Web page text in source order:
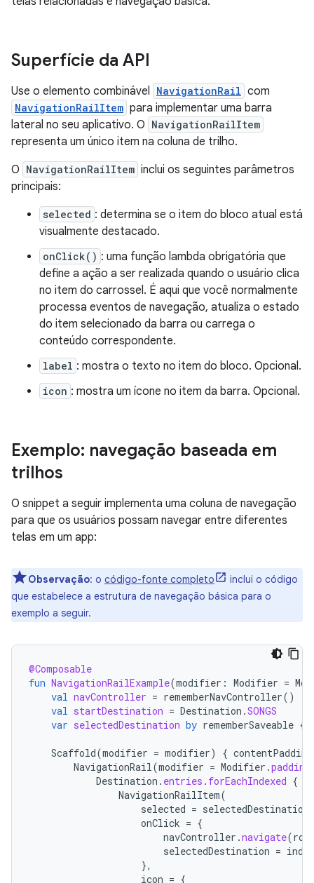
Superfície da API
Use o elemento combinável NavigationRail com
NavigationRailItem para implementar uma barra
lateral no seu aplicativo. O NavigationRailItem
representa um único item na coluna de trilho.
O NavigationRailItem inclui os seguintes parâmetros
principais:
selected : determina se o item do bloco atual está
visualmente destacado.
onClick() : uma função lambda obrigatória que
define a ação a ser realizada quando o usuário clica
no item do carrossel. É aqui que você normalmente
processa eventos de navegação, atualiza o estado
do item selecionado da barra ou carrega o
conteúdo correspondente.
label : mostra o texto no item do bloco. Opcional.
icon : mostra um ícone no item da barra. Opcional.
Exemplo: navegação baseada em
trilhos
O snippet a seguir implementa uma coluna de navegação
para que os usuários possam navegar entre diferentes
telas em um app:
Observação: o código-fonte completo
inclui o código
que estabelece a estrutura de navegação básica para o
exemplo a seguir.
@Composable
fun NavigationRailExample(modifier : Modifier =
val navController = rememberNavController()
val startDestination = Destination .SONGS
var selectedDestination by rememberSaveable {
Scaffold(modifier = modifier) { contentPadding
NavigationRail(modifier = Modifier .padding
Destination . entries . forEachIndexed {
NavigationRailItem(
selected = selectedDestination
onClick = {
navController .navigate(
selectedDestination = index
},
icon = {